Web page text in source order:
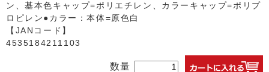
ン、基本色キャップ=ポリエチレン、カラーキャップ=ポリプ
ロピレン●カラー：本体=原色白
【JANコード】
4535184211103
数量